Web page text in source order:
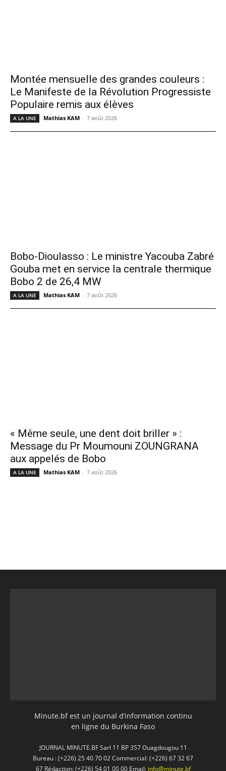
Montée mensuelle des grandes couleurs :
Le Manifeste de la Révolution Progressiste
Populaire remis aux élèves
A LA UNE Mathias KAM - 7 août 2026
Bobo-Dioulasso : Le ministre Yacouba Zabré
Gouba met en service la centrale thermique
Bobo 2 de 26,4 MW
A LA UNE Mathias KAM - 7 août 2026
« Même seule, une dent doit briller » :
Message du Pr Moumouni ZOUNGRANA
aux appelés de Bobo
A LA UNE Mathias KAM - 7 août 2026
Minute.bf est un journal d’information continu
en ligne du Burkina Faso
JOURNAL MINUTE.BF Sarl 11 BP 357 Ouagdougou 11
Bureau : (+226) 25 40 70 02 Commercial: (+226) 67 32 67
67 Rédaction: (+226) 54 01 00 00 Email: info@minute.bf